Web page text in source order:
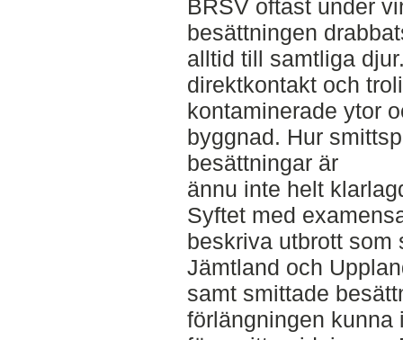
BRSV oftast under
besättningen
alltid till samtliga
direktkontakt och
kontaminerade ytor
byggnad. Hur
besättningar är
ännu inte helt
Syftet med
beskriva utbrott som
Jämtland och
samt smittade
förlängningen kunna